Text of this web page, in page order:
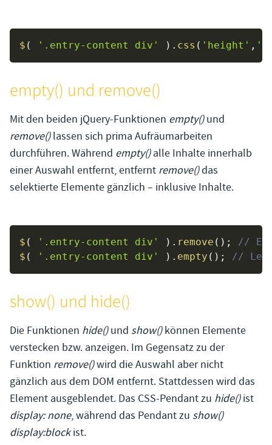
$ ( '.entry-content div' ) . css ( 'height' ,
empty() und remove()
Mit den beiden jQuery-Funktionen empty()und
remove()lassen sich prima Aufräumarbeiten
durchführen. Während empty()alle Inhalte innerhalb
einer Auswahl entfernt, entfernt remove()das
selektierte Elemente gänzlich – inklusive Inhalte.
$ ( '.entry-content div' ) . remove ( ) ;
//
$ ( '.entry-content div' ) . empty ( ) ; //
show() und hide()
Die Funktionen hide()und show()können Elemente
verstecken bzw. anzeigen. Im Gegensatz zu der
Funktion remove()wird die Auswahl aber nicht
gänzlich aus dem DOM entfernt. Stattdessen wird das
Element ausgeblendet. Das CSS-Pendant zu hide()ist
display: none, während das Pendant zu show()
display:blockist.